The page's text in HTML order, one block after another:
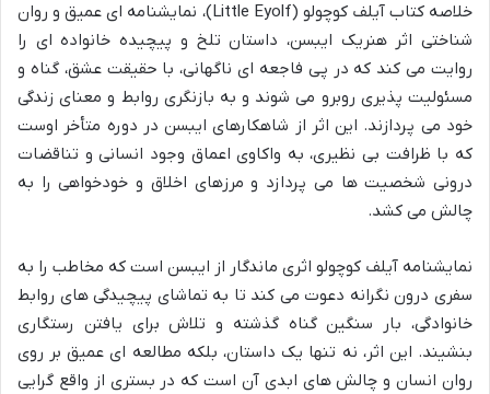
خلاصه کتاب آیلف کوچولو (Little Eyolf)، نمایشنامه ای عمیق و روان
شناختی اثر هنریک ایبسن، داستان تلخ و پیچیده خانواده ای را
روایت می کند که در پی فاجعه ای ناگهانی، با حقیقت عشق، گناه و
مسئولیت پذیری روبرو می شوند و به بازنگری روابط و معنای زندگی
خود می پردازند. این اثر از شاهکارهای ایبسن در دوره متأخر اوست
که با ظرافت بی نظیری، به واکاوی اعماق وجود انسانی و تناقضات
درونی شخصیت ها می پردازد و مرزهای اخلاق و خودخواهی را به
چالش می کشد.
نمایشنامه آیلف کوچولو اثری ماندگار از ایبسن است که مخاطب را به
سفری درون نگرانه دعوت می کند تا به تماشای پیچیدگی های روابط
خانوادگی، بار سنگین گناه گذشته و تلاش برای یافتن رستگاری
بنشیند. این اثر، نه تنها یک داستان، بلکه مطالعه ای عمیق بر روی
روان انسان و چالش های ابدی آن است که در بستری از واقع گرایی